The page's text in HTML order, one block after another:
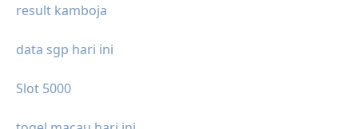
result kamboja
data sgp hari ini
Slot 5000